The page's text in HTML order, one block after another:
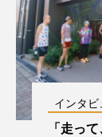
インタビ
「走っ